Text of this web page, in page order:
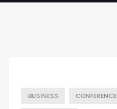
BUSINESS CONFERENCE